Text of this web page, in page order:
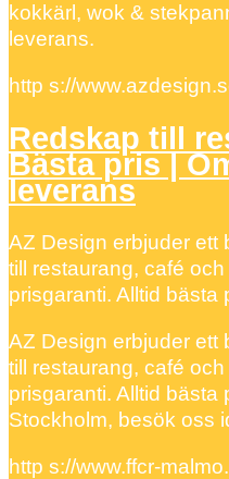
kokkärl, wok &
leverans.
http s://
Redskap till
Bästa pris |
leverans
AZ Design erbjuder ett
till restaurang, café
prisgaranti. Alltid bästa
AZ Design erbjuder ett
till restaurang, café
prisgaranti. Alltid bästa
Stockholm, besök oss
http s://www.ffcr-